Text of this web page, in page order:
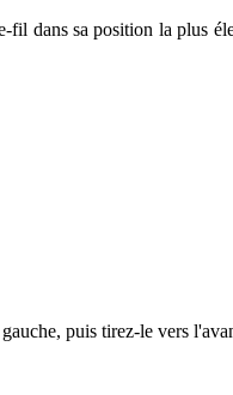
dans sa position la plus
puis tirez-le vers